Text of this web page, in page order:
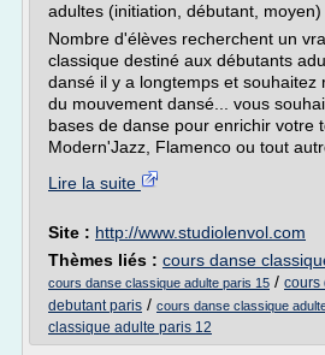
adultes (initiation, débutant, moyen)
Nombre d'élèves recherchent un
classique destiné aux débutants
dansé il y a longtemps et souhaitez
du mouvement dansé... vous
bases de danse pour enrichir votre
Modern'Jazz, Flamenco ou tout
Lire la suite
Site : http://www.studiolenvol.com
Thèmes liés : cours danse
cours danse classique adulte paris 15 / cours
debutant paris / cours danse classique
classique adulte paris 12